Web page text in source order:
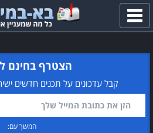
פתח
תפריט
הצטרף בחינם
קבל עדכונים על תכנים חדשים
המשך עם: